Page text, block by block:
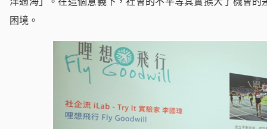
困境。